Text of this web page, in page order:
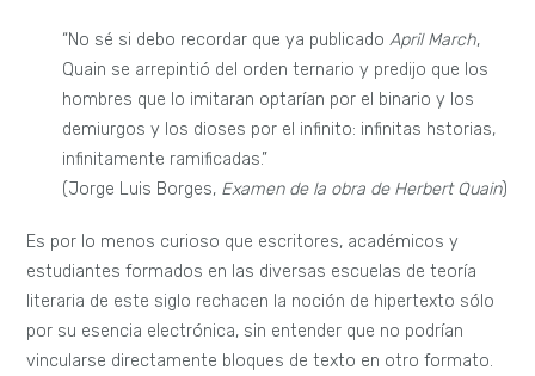
“No sé si debo recordar que ya publicadoApril March,
Quain se arrepintió del orden ternario y predijo que los
hombres que lo imitaran optarían por el binario y los
demiurgos y los dioses por el infinito: infinitas hstorias,
infinitamente ramificadas.”
(Jorge Luis Borges, Examen de la obra de Herbert Quain)
Es por lo menos curioso que escritores, académicos y
estudiantes formados en las diversas escuelas de teoría
literaria de este siglo rechacen la noción de hipertexto sólo
por su esencia electrónica, sin entender que no podrían
vincularse directamente bloques de texto en otro formato.